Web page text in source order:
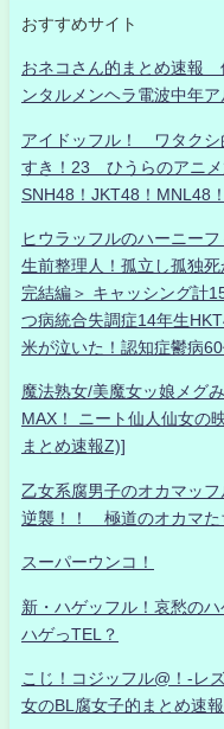
おすすめサイト
おネコさん的まとめ速報
ンタルメンヘラ電波中年
アイドッフル！ ワタク
すき！23 ひうらのアニ
SNH48！JKT48！MNL48
ヒウラッフルのハーニー
生前整理人！孤立し孤独
完結編＞ キャッシング計
つ病統合失調症14年生
米が泣いた！認知症鬱病
魔法熟女/美魔女ッ娘メグ
MAX！ ニート仙人仙女の
まとめ速報Z)]
乙女系腐男子のオカマッ
逆襲！！ 極道のオカマた
スーパーウンコ！
新・ハゲッフル！哀愁の
ハゲっTEL？
こじ！コジッフル@！-レ
女のBL腐女子的まとめ速